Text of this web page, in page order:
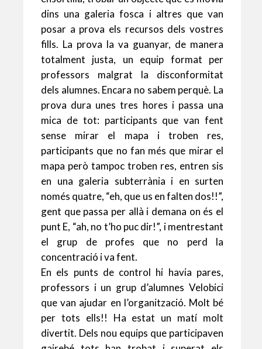
dins una galeria fosca i altres que van
posar a prova els recursos dels vostres
fills. La prova la va guanyar, de manera
totalment justa, un equip format per
professors malgrat la disconformitat
dels alumnes. Encara no sabem perquè. La
prova dura unes tres hores i passa una
mica de tot: participants que van fent
sense mirar el mapa i troben res,
participants que no fan més que mirar el
mapa però tampoc troben res, entren sis
en una galeria subterrània i en surten
només quatre, “eh, que us en falten dos!!”,
gent que passa per allà i demana on és el
punt E, “ah, no t’ho puc dir!”, i mentrestant
el grup de profes que no perd la
concentració i va fent.
En els punts de control hi havia pares,
professors i un grup d’alumnes Velobici
que van ajudar en l’organització. Molt bé
per tots ells!! Ha estat un matí molt
divertit. Dels nou equips que participaven